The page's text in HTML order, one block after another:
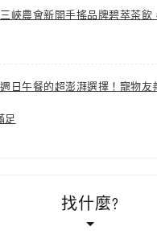
三峽農會新開手搖品牌碧萃茶
週日午餐的超澎湃選擇！寵物
足
找什麼?